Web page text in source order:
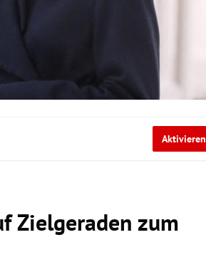
Aktivieren
Zielgeraden zum